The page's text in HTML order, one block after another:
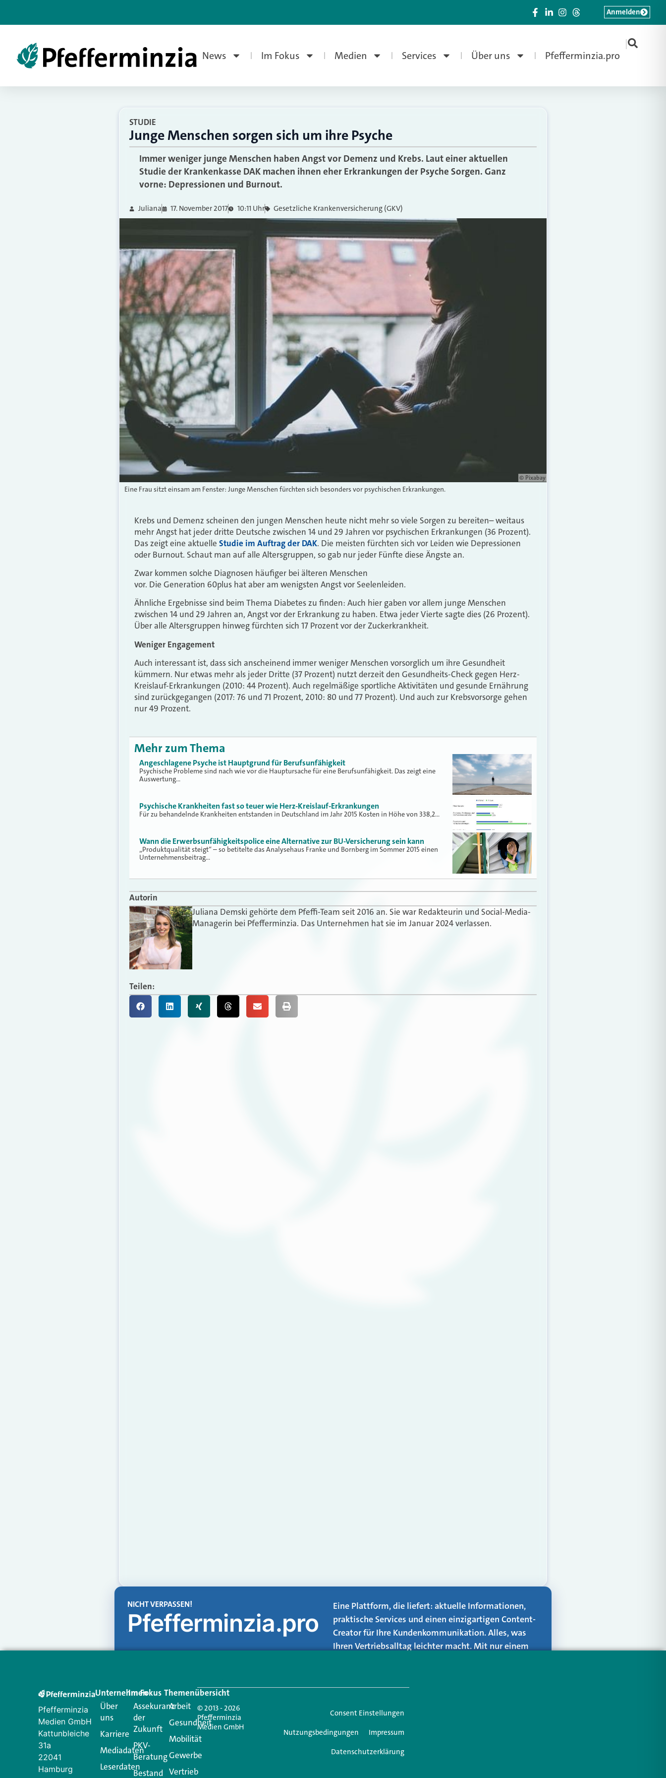
News Im Fokus Medien Services Über uns Pfefferminzia.pro
|
Anmelden
STUDIE
Junge Menschen sorgen sich um ihre Psyche
Immer weniger junge Menschen haben Angst vor Demenz und Krebs. Laut einer aktuellen
Studie der Krankenkasse DAK machen ihnen eher Erkrankungen der Psyche Sorgen. Ganz
vorne: Depressionen und Burnout.
Juliana 17. November 2017 10:11 Uhr Gesetzliche Krankenversicherung (GKV)
© Pixabay
Eine Frau sitzt einsam am Fenster: Junge Menschen fürchten sich besonders vor psychischen Erkrankungen.
Krebs und Demenz scheinen den jungen Menschen heute nicht mehr so viele Sorgen zu bereiten– weitaus
mehr Angst hat jeder dritte Deutsche zwischen 14 und 29 Jahren vor psychischen Erkrankungen (36 Prozent).
Das zeigt eine aktuelle Studie im Auftrag der DAK. Die meisten fürchten sich vor Leiden wie Depressionen
oder Burnout. Schaut man auf alle Altersgruppen, so gab nur jeder Fünfte diese Ängste an.
Zwar kommen solche Diagnosen häufiger bei älteren Menschen
vor. Die Generation 60plus hat aber am wenigsten Angst vor Seelenleiden.
Ähnliche Ergebnisse sind beim Thema Diabetes zu finden: Auch hier gaben vor allem junge Menschen
zwischen 14 und 29 Jahren an, Angst vor der Erkrankung zu haben. Etwa jeder Vierte sagte dies (26 Prozent).
Über alle Altersgruppen hinweg fürchten sich 17 Prozent vor der Zuckerkrankheit.
Weniger Engagement
Auch interessant ist, dass sich anscheinend immer weniger Menschen vorsorglich um ihre Gesundheit
kümmern. Nur etwas mehr als jeder Dritte (37 Prozent) nutzt derzeit den Gesundheits-Check gegen Herz-
Kreislauf-Erkrankungen (2010: 44 Prozent). Auch regelmäßige sportliche Aktivitäten und gesunde Ernährung
sind zurückgegangen (2017: 76 und 71 Prozent, 2010: 80 und 77 Prozent). Und auch zur Krebsvorsorge gehen
nur 49 Prozent.
Mehr zum Thema
Angeschlagene Psyche ist Hauptgrund für Berufsunfähigkeit
Psychische Probleme sind nach wie vor die Hauptursache für eine Berufsunfähigkeit. Das zeigt eine
Auswertung…
Psychische Krankheiten fast so teuer wie Herz-Kreislauf-Erkrankungen
Für zu behandelnde Krankheiten entstanden in Deutschland im Jahr 2015 Kosten in Höhe von 338,2…
Wann die Erwerbsunfähigkeitspolice eine Alternative zur BU-Versicherung sein kann
„Produktqualität steigt“ – so betitelte das Analysehaus Franke und Bornberg im Sommer 2015 einen
Unternehmensbeitrag…
Autorin
Juliana Demski gehörte dem Pfeffi-Team seit 2016 an. Sie war Redakteurin und Social-Media-
Managerin bei Pfefferminzia. Das Unternehmen hat sie im Januar 2024 verlassen.
Teilen:
NICHT VERPASSEN!
Pfefferminzia.pro
Eine Plattform, die liefert: aktuelle Informationen,
praktische Services und einen einzigartigen Content-
Creator für Ihre Kundenkommunikation. Alles, was
Ihren Vertriebsalltag leichter macht. Mit nur einem
Pfefferminzia
Medien GmbH
Kattunbleiche
31a
22041
Hamburg
Unternehmen
Über
uns
Karriere
Mediadaten
Leserdaten
Im Fokus
Assekuranz
der
Zukunft
PKV-
Beratung
Bestand
Themenübersicht
Arbeit
Gesundheit
Mobilität
Gewerbe
Vertrieb
© 2013 - 2026
Pfefferminzia
Medien GmbH
Consent Einstellungen
Nutzungsbedingungen
Impressum
Datenschutzerklärung